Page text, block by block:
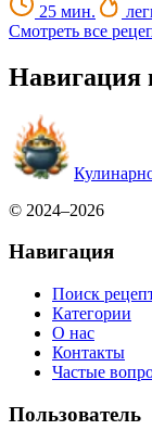
25 мин.
Смотреть все
Навигация
© 2024–2026
Навигация
Поиск
Категории
О нас
Контакты
Частые
Пользователь